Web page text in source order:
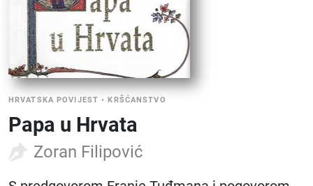
HRVATSKA POVIJEST •KRŠĆANSTVO
Papa u Hrvata
Zoran Filipović